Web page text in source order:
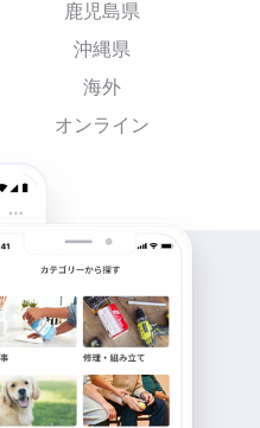
鹿児島県
沖縄県
海外
オンライン